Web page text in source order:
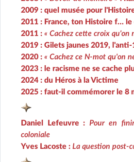
2009 : quel musée pour
2011 : France, ton Histoire f… le
2011 : « Cachez cette croix qu'on
2019 : Gilets jaunes 2019, l'anti-
2020 : « Cachez ce N-mot qu'on
2023 : le racisme ne se cache
2024 : du Héros à la Victime
2025 : faut-il commémorer le 8
Daniel Lefeuvre : Pour en
coloniale
Yves Lacoste : La question post-